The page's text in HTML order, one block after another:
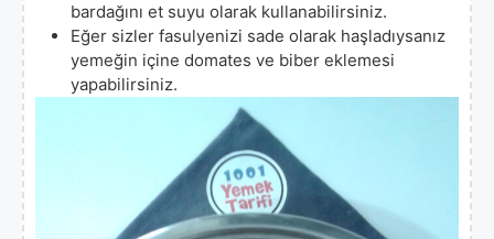
bardağını et suyu olarak kullanabilirsiniz.
Eğer sizler fasulyenizi sade olarak haşladıysanız
yemeğin içine domates ve biber eklemesi
yapabilirsiniz.